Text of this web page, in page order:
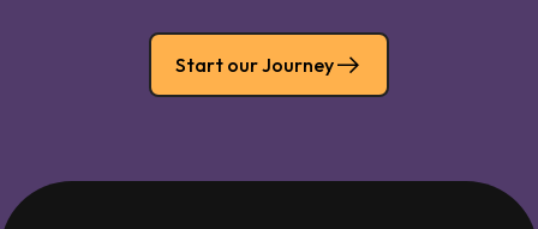
Start our Journey